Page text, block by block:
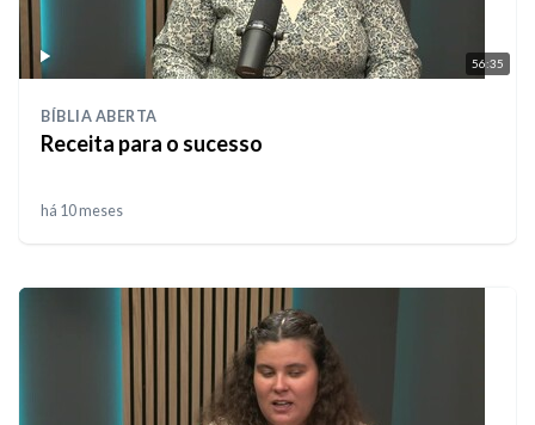
56:35
BÍBLIA ABERTA
Receita para o sucesso
há 10 meses